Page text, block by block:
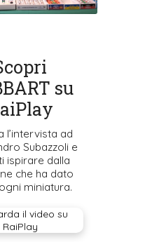
su
l’intervista ad
Subazzoli e
ispirare dalla
che ha dato
miniatura.